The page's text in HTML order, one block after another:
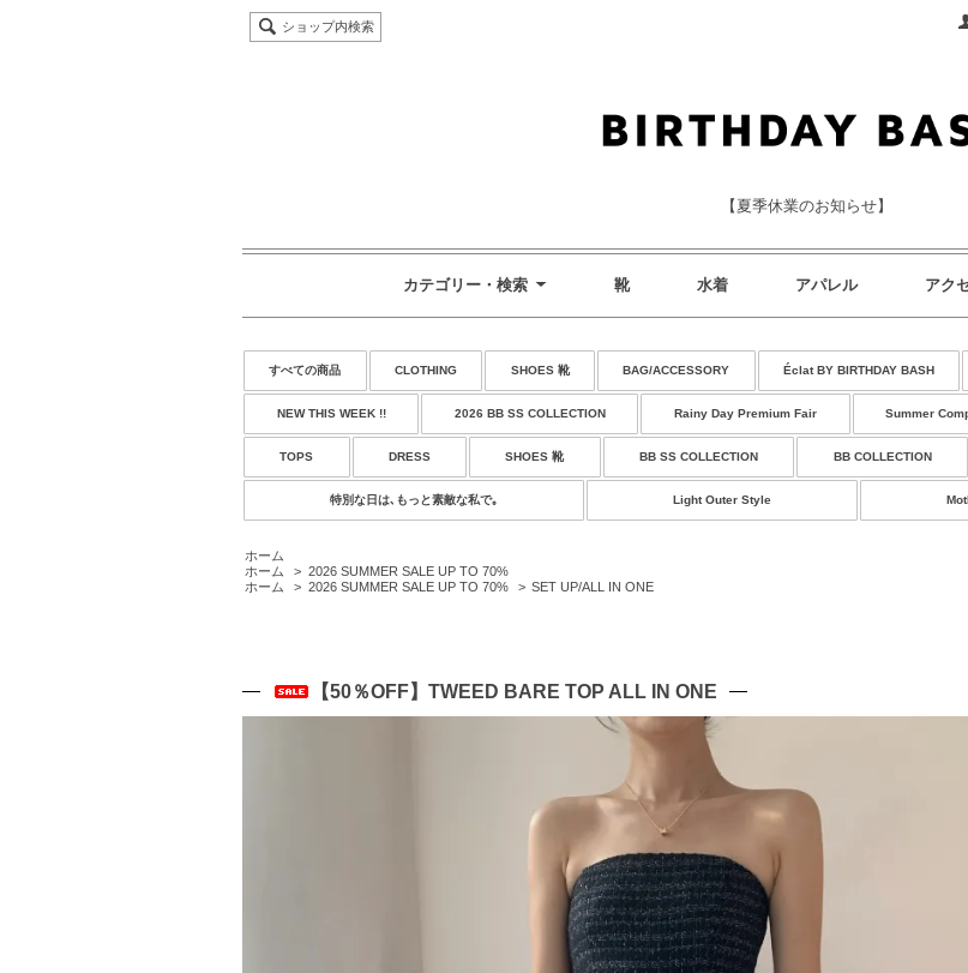
ショップ内検索
【夏季休業のお知らせ】
カテゴリー・検索 靴 水着 アパレル アク
すべての商品 CLOTHING SHOES 靴 BAG/ACCESSORY Éclat BY BIRTHDAY BASH
NEW THIS WEEK !! 2026 BB SS COLLECTION Rainy Day Premium Fair Summer
TOPS DRESS SHOES 靴 BB SS COLLECTION BB COLLECTION
特別な日は､もっと素敵な私で｡ Light Outer Style
ホーム
ホーム
> 2026 SUMMER SALE UP TO 70%
ホーム
> 2026 SUMMER SALE UP TO 70% > SET UP/ALL IN ONE
【50％OFF】TWEED BARE TOP ALL IN ONE